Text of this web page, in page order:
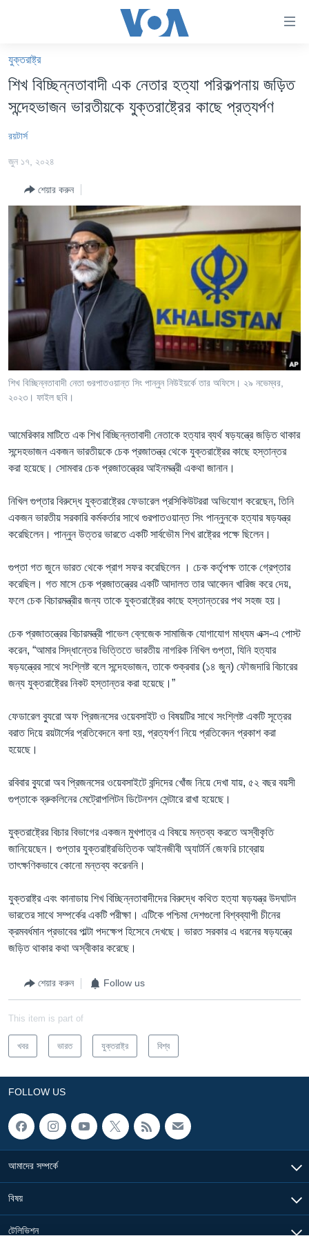
কনটেন্টে
যান।
প্রধান
ন্যাভিগেশনে
যান
যান বিশ্ব
ভারত
দক্ষিণ-এশিয়া
সম্পাদকীয়
টেলিভিশন
ভিডিও
Learning English
FOLLOW US
অন্য ভাষায় ওয়েব সাইট
যুক্তরাষ্ট্র
শিখ বিচ্ছিন্নতাবাদী এক নেতার হত্যা পরিকল্পনায় জড়িত
সন্দেহভাজন ভারতীয়কে যুক্তরাষ্ট্রের কাছে প্রত্যর্পণ
রয়টার্স
জুন ১৭, ২০২৪
শেয়ার করুন
শিখ বিচ্ছিন্নতাবাদী নেতা গুরপাতওয়ান্ত সিং পান্নুন নিউইয়র্কে তার অফিসে। ২৯ নভেম্বর,
২০২৩। ফাইল ছবি।
আমেরিকার মাটিতে এক শিখ বিচ্ছিন্নতাবাদী নেতাকে হত্যার ব্যর্থ ষড়যন্ত্রে জড়িত থাকার
সন্দেহভাজন একজন ভারতীয়কে চেক প্রজাতন্ত্র থেকে যুক্তরাষ্ট্রের কাছে হস্তান্তর
করা হয়েছে। সোমবার চেক প্রজাতন্ত্রের আইনমন্ত্রী একথা জানান।
নিখিল গুপ্তার বিরুদ্ধে যুক্তরাষ্ট্রের ফেডারেল প্রসিকিউটররা অভিযোগ করেছেন, তিনি
একজন ভারতীয় সরকারি কর্মকর্তার সাথে গুরপাতওয়ান্ত সিং পান্নুনকে হত্যার ষড়যন্ত্র
করেছিলেন। পান্নুন উত্তর ভারতে একটি সার্বভৌম শিখ রাষ্ট্রের পক্ষে ছিলেন।
গুপ্তা গত জুনে ভারত থেকে প্রাগ সফর করেছিলেন । চেক কর্তৃপক্ষ তাকে গ্রেপ্তার
করেছিল। গত মাসে চেক প্রজাতন্ত্রের একটি আদালত তার আবেদন খারিজ করে দেয়,
ফলে চেক বিচারমন্ত্রীর জন্য তাকে যুক্তরাষ্ট্রের কাছে হস্তান্তরের পথ সহজ হয়।
চেক প্রজাতন্ত্রের বিচারমন্ত্রী পাভেল ব্লেজেক সামাজিক যোগাযোগ মাধ্যম এক্স-এ পোস্ট
করেন, “আমার সিদ্ধান্তের ভিত্তিতে ভারতীয় নাগরিক নিখিল গুপ্তা, যিনি হত্যার
ষড়যন্ত্রের সাথে সংশ্লিষ্ট বলে সন্দেহভাজন, তাকে শুক্রবার (১৪ জুন) ফৌজদারি বিচারের
জন্য যুক্তরাষ্ট্রের নিকট হস্তান্তর করা হয়েছে।”
ফেডারেল ব্যুরো অফ প্রিজনসের ওয়েবসাইট ও বিষয়টির সাথে সংশ্লিষ্ট একটি সূত্রের
বরাত দিয়ে রয়টার্সের প্রতিবেদনে বলা হয়, প্রত্যর্পণ নিয়ে প্রতিবেদন প্রকাশ করা
হয়েছে।
রবিবার ব্যুরো অব প্রিজনসের ওয়েবসাইটে বন্দিদের খোঁজ নিয়ে দেখা যায়, ৫২ বছর বয়সী
গুপ্তাকে ব্রুকলিনের মেট্রোপলিটন ডিটেনশন সেন্টারে রাখা হয়েছে।
যুক্তরাষ্ট্রের বিচার বিভাগের একজন মুখপাত্র এ বিষয়ে মন্তব্য করতে অস্বীকৃতি
জানিয়েছেন। গুপ্তার যুক্তরাষ্ট্রভিত্তিক আইনজীবী অ্যাটর্নি জেফরি চাব্রোয়
তাৎক্ষণিকভাবে কোনো মন্তব্য করেননি।
যুক্তরাষ্ট্র এবং কানাডায় শিখ বিচ্ছিন্নতাবাদীদের বিরুদ্ধে কথিত হত্যা ষড়যন্ত্র উদঘাটন
ভারতের সাথে সম্পর্কের একটি পরীক্ষা। এটিকে পশ্চিমা দেশগুলো বিশ্বব্যাপী চীনের
ক্রমবর্ধমান প্রভাবের পাল্টা পদক্ষেপ হিসেবে দেখছে। ভারত সরকার এ ধরনের ষড়যন্ত্রে
জড়িত থাকার কথা অস্বীকার করেছে।
শেয়ার করুন Follow us
This item is part of
খবর ভারত যুক্তরাষ্ট্র বিশ্ব
FOLLOW US
আমাদের সম্পর্কে
বিষয়
টেলিভিশন